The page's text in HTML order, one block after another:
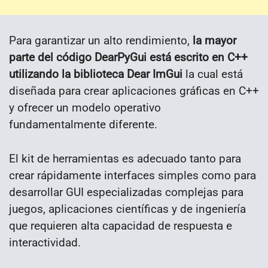
Para garantizar un alto rendimiento, la mayor
parte del código DearPyGui está escrito en C++
utilizando la biblioteca Dear ImGui la cual está
diseñada para crear aplicaciones gráficas en C++
y ofrecer un modelo operativo
fundamentalmente diferente.
El kit de herramientas es adecuado tanto para
crear rápidamente interfaces simples como para
desarrollar GUI especializadas complejas para
juegos, aplicaciones científicas y de ingeniería
que requieren alta capacidad de respuesta e
interactividad.